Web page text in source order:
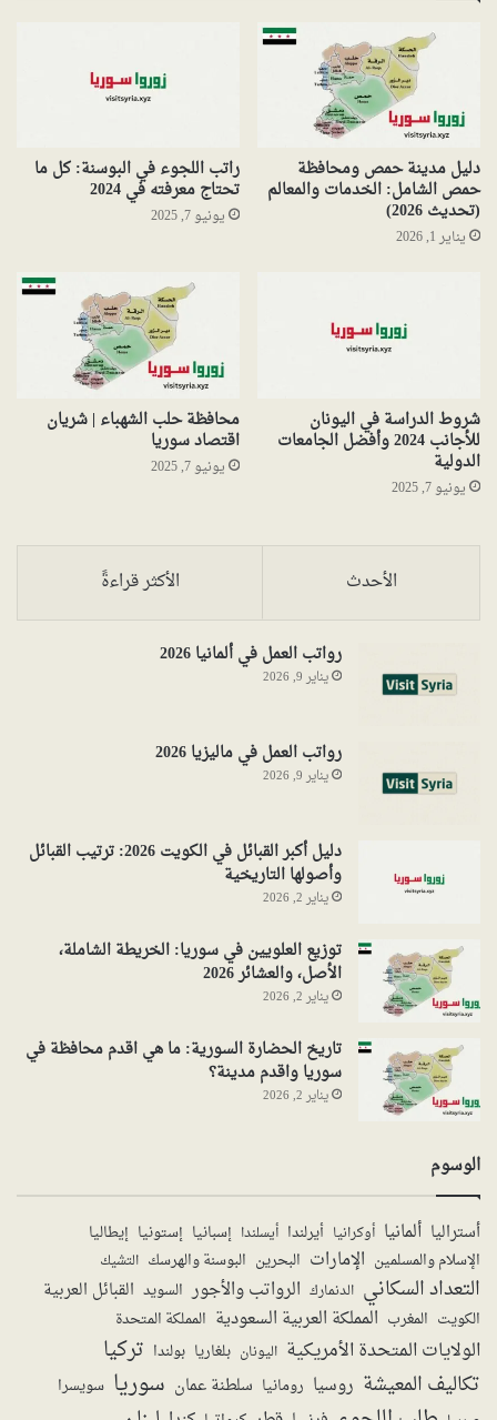
دليل مدينة حمص ومحافظة
حمص الشامل: الخدمات والمعالم
(تحديث 2026)
يناير 1, 2026
راتب اللجوء في البوسنة: كل ما
تحتاج معرفته في 2024
يونيو 7, 2025
شروط الدراسة في اليونان
للأجانب 2024 وأفضل الجامعات
الدولية
يونيو 7, 2025
محافظة حلب الشهباء | شريان
اقتصاد سوريا
يونيو 7, 2025
الأحدث الأكثر قراءةً
رواتب العمل في ألمانيا 2026
يناير 9, 2026
رواتب العمل في ماليزيا 2026
يناير 9, 2026
دليل أكبر القبائل في الكويت 2026: ترتيب القبائل
وأصولها التاريخية
يناير 2, 2026
توزيع العلويين في سوريا: الخريطة الشاملة،
الأصل، والعشائر 2026
يناير 2, 2026
تاريخ الحضارة السورية: ما هي اقدم محافظة في
سوريا واقدم مدينة؟
يناير 2, 2026
الوسوم
أستراليا ألمانيا أوكرانيا أيرلندا أيسلندا إسبانيا إستونيا إيطاليا
الإسلام والمسلمين الإمارات البحرين البوسنة والهرسك التشيك
التعداد السكاني الدنمارك الرواتب والأجور السويد القبائل العربية
الكويت المغرب المملكة العربية السعودية المملكة المتحدة
الولايات المتحدة الأمريكية اليونان بلغاريا بولندا تركيا
تكاليف المعيشة روسيا رومانيا سلطنة عمان سوريا سويسرا